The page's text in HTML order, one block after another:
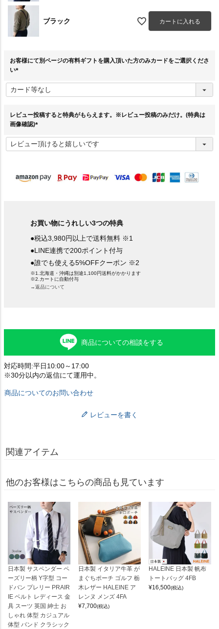
ブラック カートに入れる
お客様にて別ページの有料ギフトを購入頂いた方のみカードをご選択くださ
い
必
須
レビュー投稿すると特典がもらえます。※レビュー投稿のみだけ。(特典は
画像確認)
必
須
お買い物にうれしい3つの特典
●税込3,980円以上で送料無料 ※1
●LINE連携で200ポイント付与
●誰でも使える5%OFFクーポン ※2
※1.北海道・沖縄は別途1,100円送料がかかります
※2.カートに自動付与
→返品について
商品についての相談をする
対応時間:平日10:00～17:00
※30分以内の返信にて運用中。
商品についてのお問い合わせ
レビューを書く
関連アイテム
他のお客様はこちらの商品も見ています
日本製 サスペンダー ペ
ーズリー柄 Y字型 コー
ドバン プレリー PRAIR
IE ベルト レディース 金
具 スーツ 英国 紳士 お
しゃれ 体型 カジュアル
体型 バンド クラシック
日本製 イタリア牛革 が
まぐちポーチ ゴルフ 栃
木レザー HALEINE ア
レンヌ メンズ 4FA
¥7,700(税込)
HALEINE 日本製 帆布
トートバッグ 4FB
¥16,500(税込)